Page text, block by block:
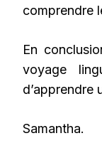
comprendre
En
voyage
d’apprendre
Samantha.